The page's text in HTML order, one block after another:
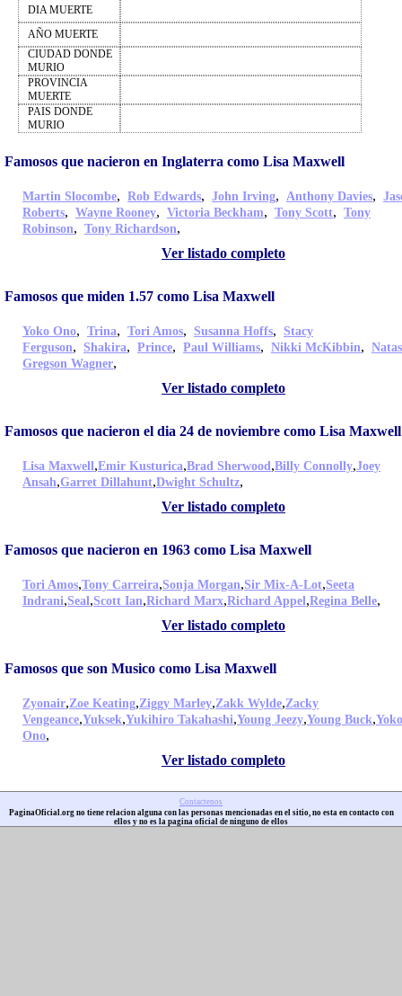
DIA MUERTE
AÑO MUERTE
CIUDAD DONDE
MURIO
PROVINCIA
MUERTE
PAIS DONDE
MURIO
Famosos que nacieron en Inglaterra como Lisa Maxwell
Martin Slocombe, Rob Edwards, John Irving, Anthony Davies,
Roberts, Wayne Rooney, Victoria Beckham, Tony Scott, Tony
Robinson, Tony Richardson,
Ver listado completo
Famosos que miden 1.57 como Lisa Maxwell
Yoko Ono, Trina, Tori Amos, Susanna Hoffs, Stacy
Ferguson, Shakira, Prince, Paul Williams, Nikki McKibbin,
Gregson Wagner,
Ver listado completo
Famosos que nacieron el dia 24 de noviembre como Lisa Maxwell
Lisa Maxwell,Emir Kusturica,Brad Sherwood,Billy Connolly,Joey
Ansah,Garret Dillahunt,Dwight Schultz,
Ver listado completo
Famosos que nacieron en 1963 como Lisa Maxwell
Tori Amos,Tony Carreira,Sonja Morgan,Sir Mix-A-Lot,Seeta
Indrani,Seal,Scott Ian,Richard Marx,Richard Appel,Regina Belle,
Ver listado completo
Famosos que son Musico como Lisa Maxwell
Zyonair,Zoe Keating,Ziggy Marley,Zakk Wylde,Zacky
Vengeance,Yuksek,Yukihiro Takahashi,Young Jeezy,Young Buck,Yoko
Ono,
Ver listado completo
Contactenos
PaginaOficial.org no tiene relacion alguna con las personas mencionadas en el sitio, no esta en contacto con
ellos y no es la pagina oficial de ninguno de ellos